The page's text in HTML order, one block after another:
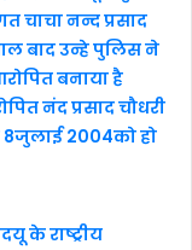
चाचा नन्द प्रसाद
बाद उन्हे पुलिस ने
बनाया है
नंद प्रसाद चौधरी
2004को हो
के राष्ट्रीय